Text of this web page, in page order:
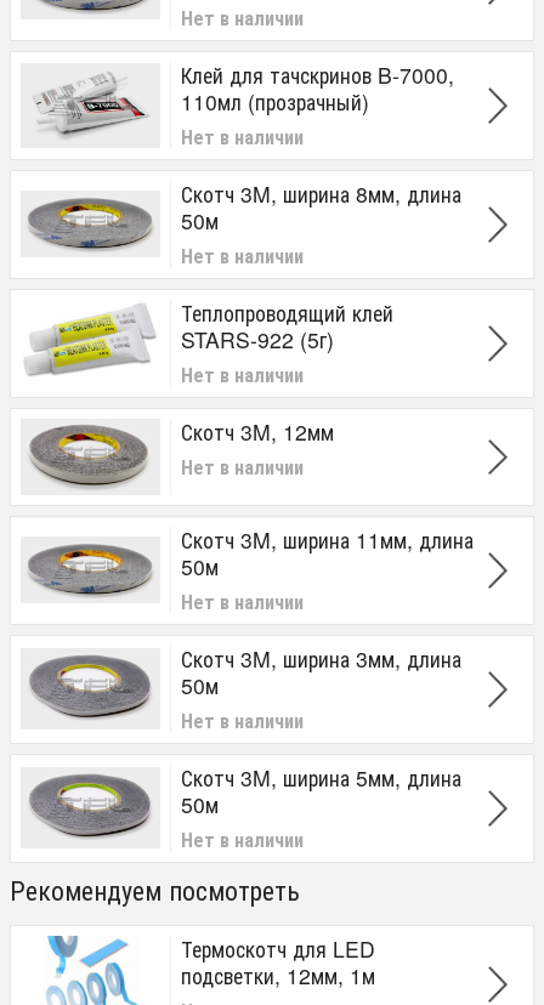
Нет в наличии
Клей для тачскринов B-7000,
110мл (прозрачный)
Нет в наличии
Скотч 3M, ширина 8мм, длина
50м
Нет в наличии
Теплопроводящий клей
STARS-922 (5г)
Нет в наличии
Скотч 3M, 12мм
Нет в наличии
Скотч 3M, ширина 11мм, длина
50м
Нет в наличии
Скотч 3M, ширина 3мм, длина
50м
Нет в наличии
Скотч 3M, ширина 5мм, длина
50м
Нет в наличии
Рекомендуем посмотреть
Термоскотч для LED
подсветки, 12мм, 1м